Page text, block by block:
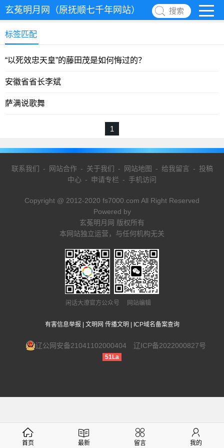
玄菟明月网（原抚顺七千年网站） 搜索
标签匹配
“以死效忠天皇”的藤田茂是如何悔过的？
安徽省省长李斌
萨满说歌舞
1
联系我们 - 网站合作- 关于我们 - 网站地图 - 给我留言 - 投稿
中心 - 申请专栏 - 手机访问
Copyright @ 2012-2020 fs7000.com All Right Reserved
Powered by
玄菟明月网 版权所有
本网站独立运营，与任何机构无关
闲话大潦官方公众号 网站编辑
有害信息举报 文明网 传播文明 ICP域名备案查询
辽公网安备21041102000404 辽ICP备2022000827号
51La
首页 最新 留言 我的